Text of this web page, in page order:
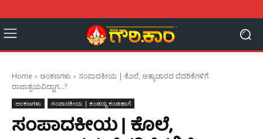
Home ಅಂಕಣಗಳು
ಸಂಪಾದಕೀಯ | ಕೊಲೆ, ಅತ್ಯಾಚಾರದ ಬೆದರಿಕೆಗಳಿಗೆ
ರಾಜಾಶ್ರಯವಿದ್ದಾಗ...?
ಅಂಕಣಗಳು ಸಂಪಾದಕೀಯ | ಕಂಡದ್ದು ಕಂಡಹಾಗೆ
ಸಂಪಾದಕೀಯ | ಕೊಲೆ,